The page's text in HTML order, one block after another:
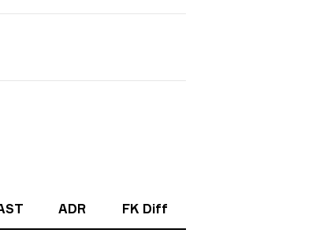
ADR FK Diff